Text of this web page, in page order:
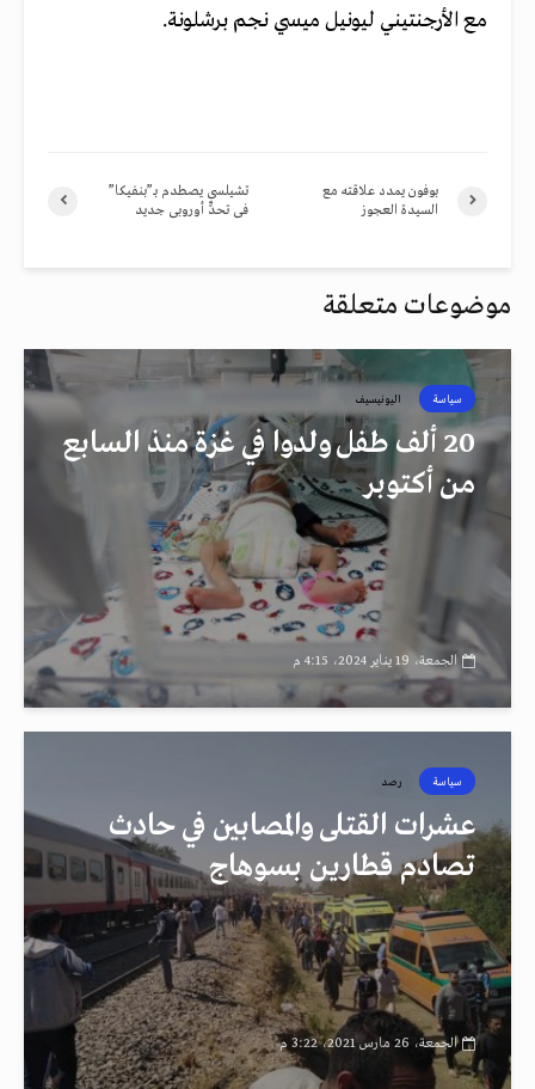
مع الأرجنتيني ليونيل ميسي نجم برشلونة.
تشيلسى يصطدم بـ”بنفيكا”
فى تحدٍّ أوروبى جديد
بوفون يمدد علاقته مع
السيدة العجوز
موضوعات متعلقة
سياسة اليونيسيف
20 ألف طفل ولدوا في غزة منذ السابع
من أكتوبر
الجمعة، 19 يناير 2024، 4:15 م
سياسة رصد
عشرات القتلى والمصابين في حادث
تصادم قطارين بسوهاج
الجمعة، 26 مارس 2021، 3:22 م